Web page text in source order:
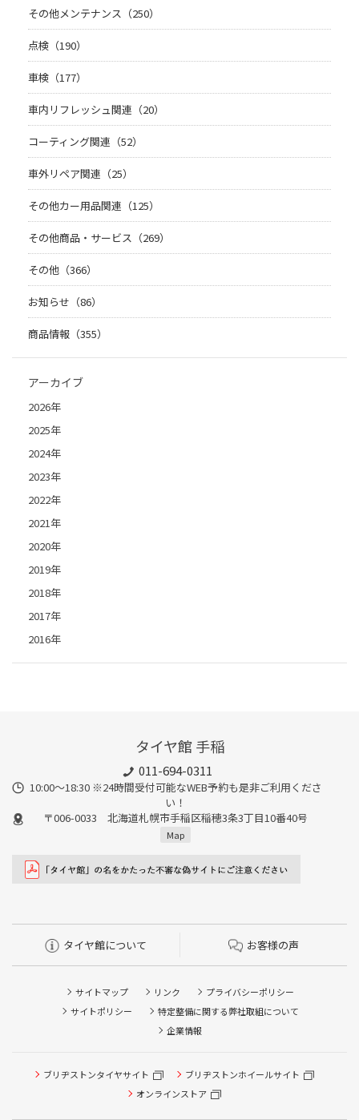
その他メンテナンス（250）
点検（190）
車検（177）
車内リフレッシュ関連（20）
コーティング関連（52）
車外リペア関連（25）
その他カー用品関連（125）
その他商品・サービス（269）
その他（366）
お知らせ（86）
商品情報（355）
アーカイブ
2026年
2025年
2024年
2023年
2022年
2021年
2020年
2019年
2018年
2017年
2016年
タイヤ館 手稲
011-694-0311
10:00～18:30 ※24時間受付可能なWEB予約も是非ご利用くださ
い！
〒006-0033 北海道札幌市手稲区稲穂3条3丁目10番40号
Map
タイヤ館について お客様の声
サイトマップ リンク
プライバシーポリシー
サイトポリシー
特定整備に関する弊社取組について
企業情報
ブリヂストンタイヤサイト
ブリヂストンホイールサイト
オンラインストア
タイヤ点検・安全点検/タイヤ履き替え/オイル交換/その他
ピット作業の予約